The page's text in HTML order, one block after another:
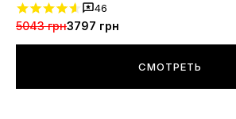
46
5043 грн3797 грн
СМОТРЕТЬ